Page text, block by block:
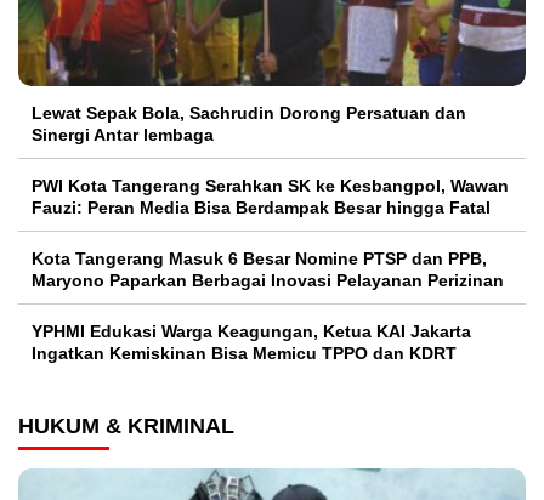
Lewat Sepak Bola, Sachrudin Dorong Persatuan dan
Sinergi Antar lembaga
PWI Kota Tangerang Serahkan SK ke Kesbangpol, Wawan
Fauzi: Peran Media Bisa Berdampak Besar hingga Fatal
Kota Tangerang Masuk 6 Besar Nomine PTSP dan PPB,
Maryono Paparkan Berbagai Inovasi Pelayanan Perizinan
YPHMI Edukasi Warga Keagungan, Ketua KAI Jakarta
Ingatkan Kemiskinan Bisa Memicu TPPO dan KDRT
HUKUM & KRIMINAL